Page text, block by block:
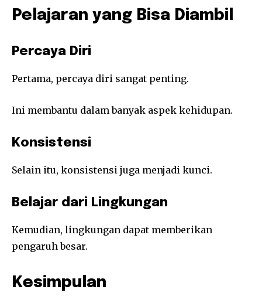
Pelajaran yang Bisa Diambil
Percaya Diri
Pertama, percaya diri sangat penting.
Ini membantu dalam banyak aspek kehidupan.
Konsistensi
Selain itu, konsistensi juga menjadi kunci.
Belajar dari Lingkungan
Kemudian, lingkungan dapat memberikan
pengaruh besar.
Kesimpulan